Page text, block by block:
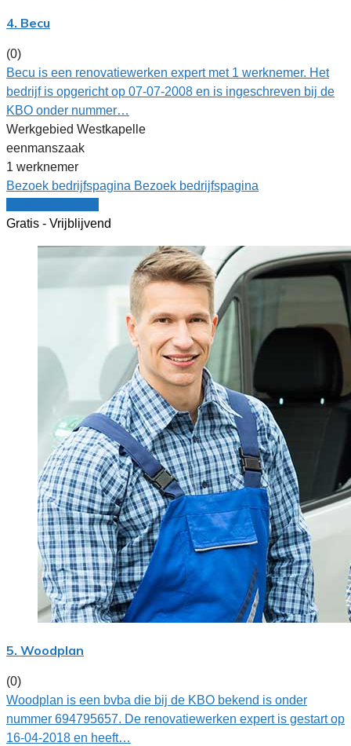
4. Becu
(0)
Becu is een renovatiewerken expert met 1 werknemer. Het
bedrijf is opgericht op 07-07-2008 en is ingeschreven bij de
KBO onder nummer…
Werkgebied Westkapelle
eenmanszaak
1 werknemer
Bezoek bedrijfspagina Bezoek bedrijfspagina
Gratis - Vrijblijvend
5. Woodplan
(0)
Woodplan is een bvba die bij de KBO bekend is onder
nummer 694795657. De renovatiewerken expert is gestart op
16-04-2018 en heeft…